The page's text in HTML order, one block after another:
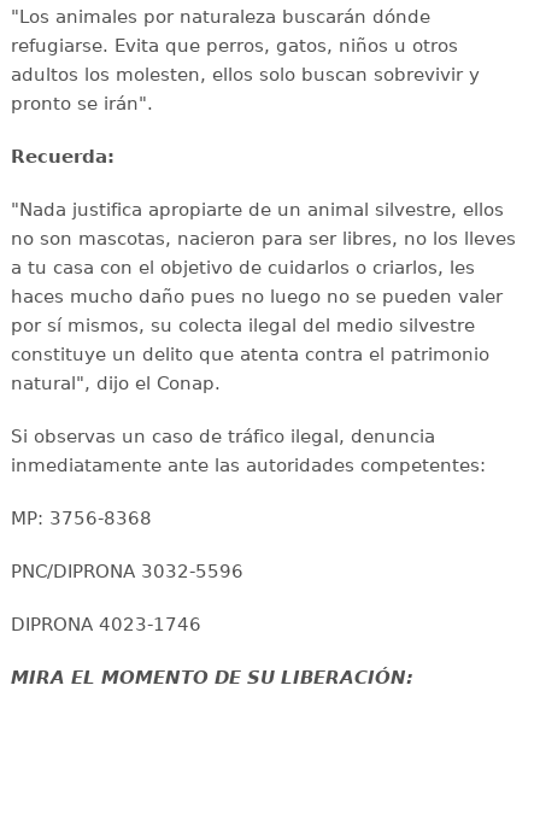
"Los animales por naturaleza buscarán dónde
refugiarse. Evita que perros, gatos, niños u otros
adultos los molesten, ellos solo buscan sobrevivir y
pronto se irán".
Recuerda:
"Nada justifica apropiarte de un animal silvestre, ellos
no son mascotas, nacieron para ser libres, no los lleves
a tu casa con el objetivo de cuidarlos o criarlos, les
haces mucho daño pues no luego no se pueden valer
por sí mismos, su colecta ilegal del medio silvestre
constituye un delito que atenta contra el patrimonio
natural", dijo el Conap.
Si observas un caso de tráfico ilegal, denuncia
inmediatamente ante las autoridades competentes:
MP: 3756-8368
PNC/DIPRONA 3032-5596
DIPRONA 4023-1746
MIRA EL MOMENTO DE SU LIBERACIÓN: